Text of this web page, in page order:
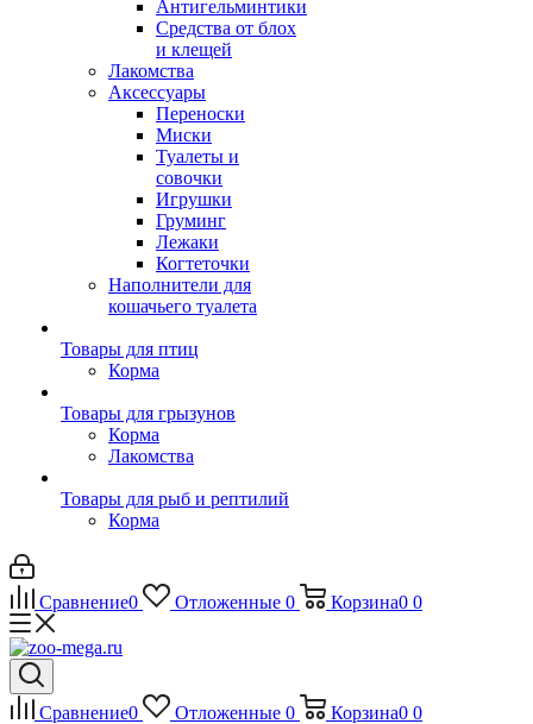
Антигельминтики
Средства от блох
и клещей
Лакомства
Аксессуары
Переноски
Миски
Туалеты и
совочки
Игрушки
Груминг
Лежаки
Когтеточки
Наполнители для
кошачьего туалета
Товары для птиц
Корма
Товары для грызунов
Корма
Лакомства
Товары для рыб и рептилий
Корма
Сравнение0 Отложенные 0 Корзина0 0
Сравнение0 Отложенные 0 Корзина0 0